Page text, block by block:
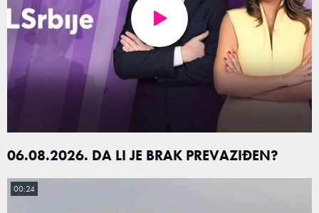
06.08.2026. DA LI JE BRAK PREVAZIĐEN?
00:24